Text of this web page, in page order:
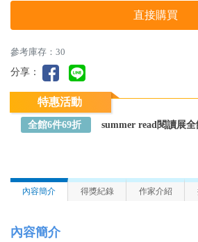
直接購買
參考庫存：30
分享：
特惠活動
全館6件69折 summer read閱讀展全館-單
內容簡介 得獎紀錄 作家介紹
內容簡介